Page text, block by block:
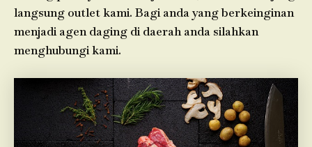
langsung outlet kami. Bagi anda yang berkeinginan
menjadi agen daging di daerah anda silahkan
menghubungi kami.